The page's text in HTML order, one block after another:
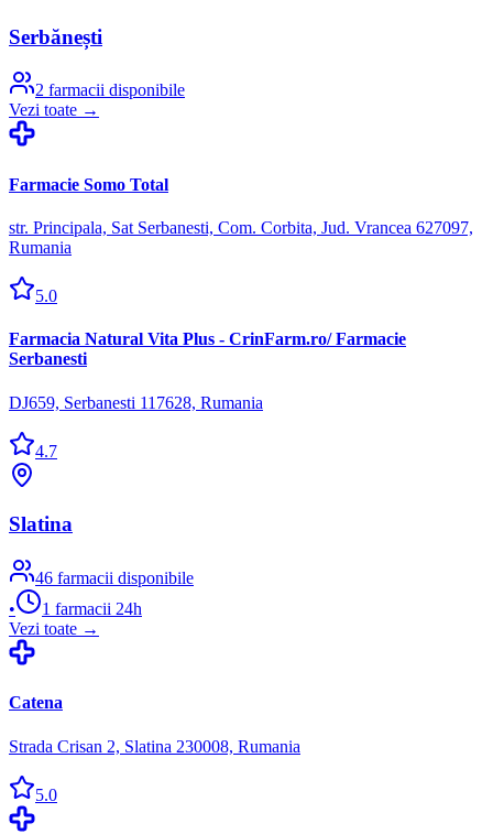
Serbănești
2 farmacii disponibile
Vezi toate →
Farmacie Somo Total
str. Principala, Sat Serbanesti, Com. Corbita, Jud. Vrancea 627097,
Rumania
5.0
Farmacia Natural Vita Plus - CrinFarm.ro/ Farmacie
Serbanesti
DJ659, Serbanesti 117628, Rumania
4.7
Slatina
46 farmacii disponibile
•
1 farmacii 24h
Vezi toate →
Catena
Strada Crisan 2, Slatina 230008, Rumania
5.0